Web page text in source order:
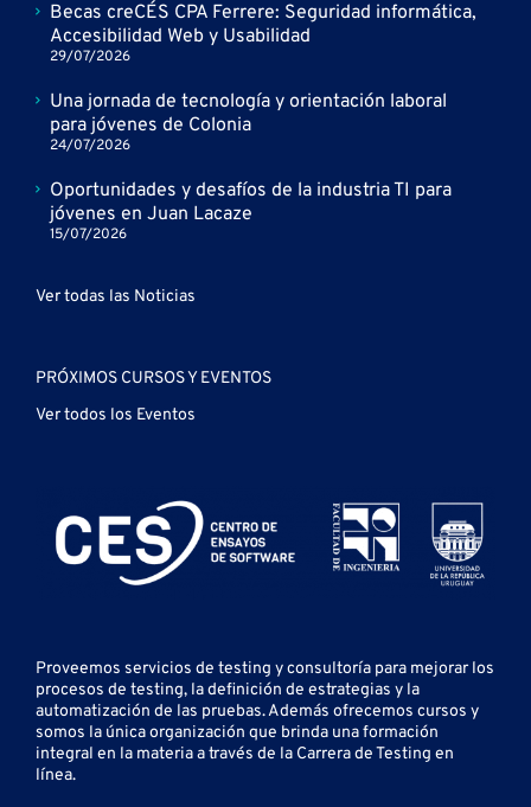
Becas creCÉS CPA Ferrere: Seguridad informática,
Accesibilidad Web y Usabilidad
29/07/2026
Una jornada de tecnología y orientación laboral
para jóvenes de Colonia
24/07/2026
Oportunidades y desafíos de la industria TI para
jóvenes en Juan Lacaze
15/07/2026
Ver todas las Noticias
PRÓXIMOS CURSOS Y EVENTOS
Ver todos los Eventos
Proveemos servicios de testing yconsultoría para mejorar los
procesos de testing, la definición de estrategias y la
automatización de las pruebas.Además ofrecemos cursos y
somos la única organización que brinda una formación
integral en la materia a través de la Carrera de Testing en
línea.